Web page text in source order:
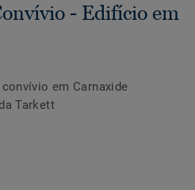
- Edifício em
em Carnaxide
Tarkett